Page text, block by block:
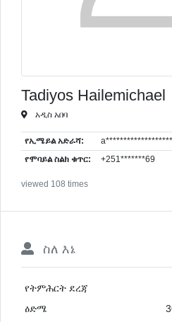
Tadiyos Hailemichael
አዲስ አበባ
የኢሜይል አድራሻ:
የሞባይል ስልክ ቁጥር: +251*******69
viewed 108 times
ስለ እኔ
የትምሕርት ደረጃ
ዕድሜ